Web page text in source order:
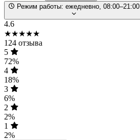
Режим работы: ежедневно, 08:00–21:00
4.6
★★★★★
124 отзыва
5
72%
4
18%
3
6%
2
2%
1
2%